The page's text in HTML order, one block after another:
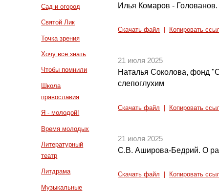
Сад и огород
Святой Лик
Точка зрения
Хочу все знать
Чтобы помнили
Школа
православия
Я - молодой!
Время молодых
Литературный
театр
Литдрама
Музыкальные
Илья Комаров -
Скачать файл Копировать
21 июля 2025
Наталья Соколова, фонд
слепоглухим
Скачать файл Копировать
21 июля 2025
С.В. Аширова-Бедрий. О
Скачать файл Копировать